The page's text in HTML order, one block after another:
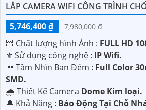
LẮP CAMERA WIFI CÔNG TRÌNH
5,746,400 ₫
7,980,000 ₫
🦉 Chất lượng hình Ảnh : FULL HD
⚜️ Sử dụng công nghệ : IP Wifi.
🔦 Tầm Nhìn Ban Đêm : Full Color
SMD.
🌧️ Thiết Kế Camera Dome Kim loại.
️🔔 Khả Năng : Báo Động Tại Chỗ